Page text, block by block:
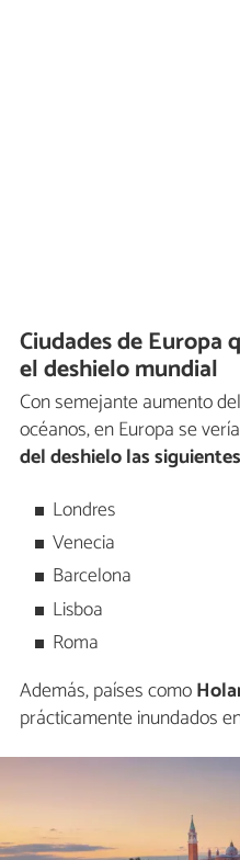
Ciudades de Europa
el deshielo mundial
Con semejante aumento
océanos, en Europa se
del deshielo las
Londres
Venecia
Barcelona
Lisboa
Roma
Además, países como
prácticamente inundados